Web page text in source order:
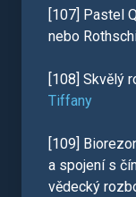
[107] Pastel
nebo
[108] Skvělý
Tiffany
[109]
a spojení s
vědecký